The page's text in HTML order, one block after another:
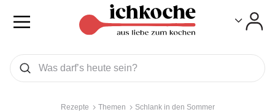
Was wollen Sie suchen
Suchen
Rezepte Themen Schlank in den Sommer